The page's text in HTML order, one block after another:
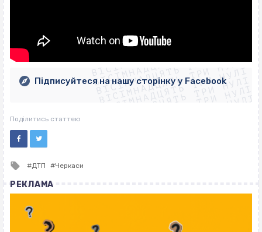
ВІСІМНАДЦЯТЬ ТРИ НУЛІ
ВІСІМНАДЦЯТЬ ТРИ НУЛІ
ВІСІМНАДЦЯТЬ ТРИ НУЛІ
ВІСІМНАДЦЯТЬ ТРИ НУЛІ
ВІСІМНАДЦЯТЬ ТРИ НУЛІ
ВІСІМНАДЦЯТЬ ТРИ НУЛІ
ВІСІМНАДЦЯТЬ ТРИ НУЛІ
ВІСІМНАДЦЯТЬ ТРИ НУЛІ
Підписуйтеся на нашу сторінку у Facebook
Поділитись статтею
Tagged
ДТП Черкаси
РЕКЛАМА